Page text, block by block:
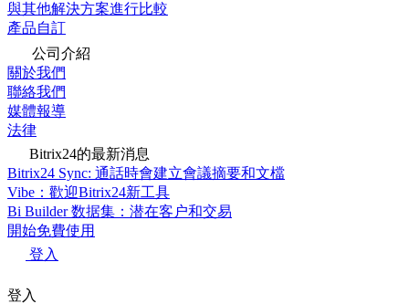
與其他解決方案進行比較
產品自訂
公司介紹
關於我們
聯絡我們
媒體報導
法律
Bitrix24的最新消息
Bitrix24 Sync: 通話時會建立會議摘要和文檔
Vibe：歡迎Bitrix24新工具
Bi Builder 数据集：潜在客户和交易
開始免費使用
登入
登入